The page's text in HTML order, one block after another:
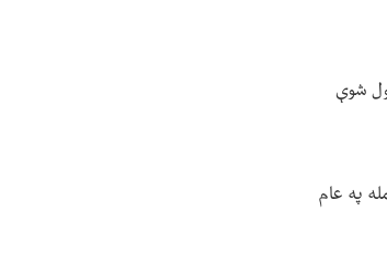
شوې
له امله په عام